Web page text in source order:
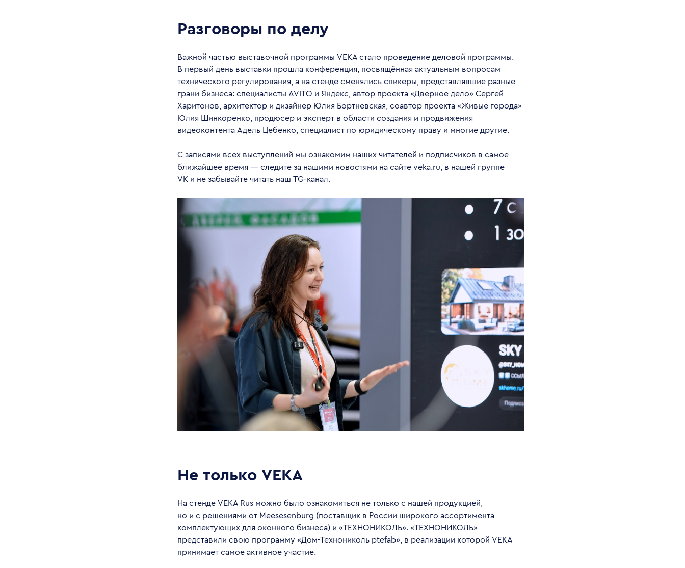
Разговоры по делу
Важной частью выставочной программы VEKA стало проведение деловой программы.
В первый день выставки прошла конференция, посвящённая актуальным вопросам
технического регулирования, а на стенде сменялись спикеры, представлявшие разные
грани бизнеса: специалисты AVITO и Яндекс, автор проекта «Дверное дело» Сергей
Харитонов, архитектор и дизайнер Юлия Бортневская, соавтор проекта «Живые города»
Юлия Шинкоренко, продюсер и эксперт в области создания и продвижения
видеоконтента Адель Цебенко, специалист по юридическому праву и многие другие.
С записями всех выступлений мы ознакомим наших читателей и подписчиков в самое
ближайшее время — следите за нашими новостями на сайте veka.ru, в нашей группе
VK и не забывайте читать наш TG-канал.
Не только VEKA
На стенде VEKA Rus можно было ознакомиться не только с нашей продукцией,
но и с решениями от Meesesenburg (поставщик в России широкого ассортимента
комплектующих для оконного бизнеса) и «ТЕХНОНИКОЛЬ». «ТЕХНОНИКОЛЬ»
представили свою программу «Дом-Технониколь ptefab», в реализации которой VEKA
принимает самое активное участие.